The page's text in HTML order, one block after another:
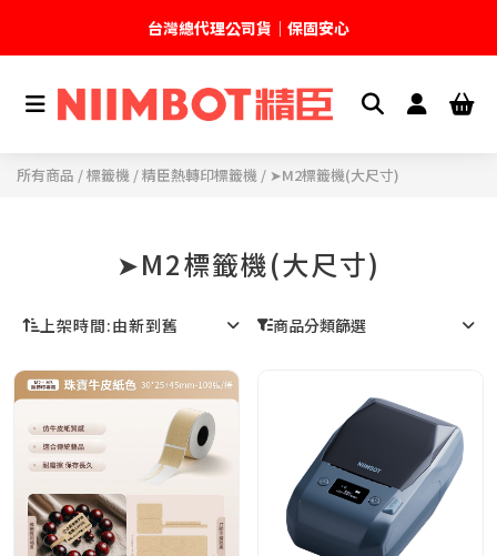
台灣總代理公司貨｜保固安心
🚚 全館現貨供應｜快速出貨不久等
所有商品 /標籤機 /精臣熱轉印標籤機 / ➤M2標籤機(大尺寸)
➤M2標籤機(大尺寸)
上架時間:由新到舊 商品分類篩選